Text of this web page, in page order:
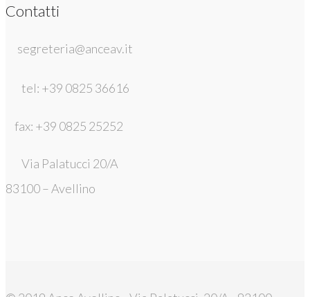
Contatti
segreteria@anceav.it
tel: +39 0825 36616
fax: +39 0825 25252
Via Palatucci 20/A
83100 – Avellino